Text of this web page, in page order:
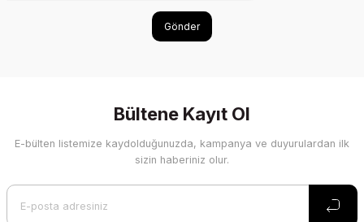
Gönder
Bültene Kayıt Ol
E-bülten listemize kaydolduğunuzda, kampanya ve duyurulardan ilk
sizin haberiniz olur.